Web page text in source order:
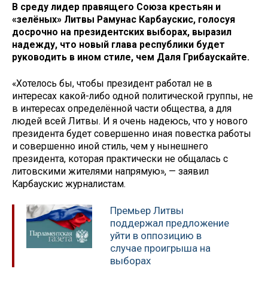
В среду лидер правящего Союза крестьян и
«зелёных» Литвы Рамунас Карбаускис, голосуя
досрочно на президентских выборах, выразил
надежду, что новый глава республики будет
руководить в ином стиле, чем Даля Грибаускайте.
«Хотелось бы, чтобы президент работал не в
интересах какой-либо одной политической группы, не
в интересах определённой части общества, а для
людей всей Литвы. И я очень надеюсь, что у нового
президента будет совершенно иная повестка работы
и совершенно иной стиль, чем у нынешнего
президента, которая практически не общалась с
литовскими жителями напрямую», — заявил
Карбаускис журналистам.
Премьер Литвы
поддержал предложение
уйти в оппозицию в
случае проигрыша на
выборах